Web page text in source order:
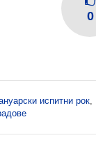
0
испитни рок,